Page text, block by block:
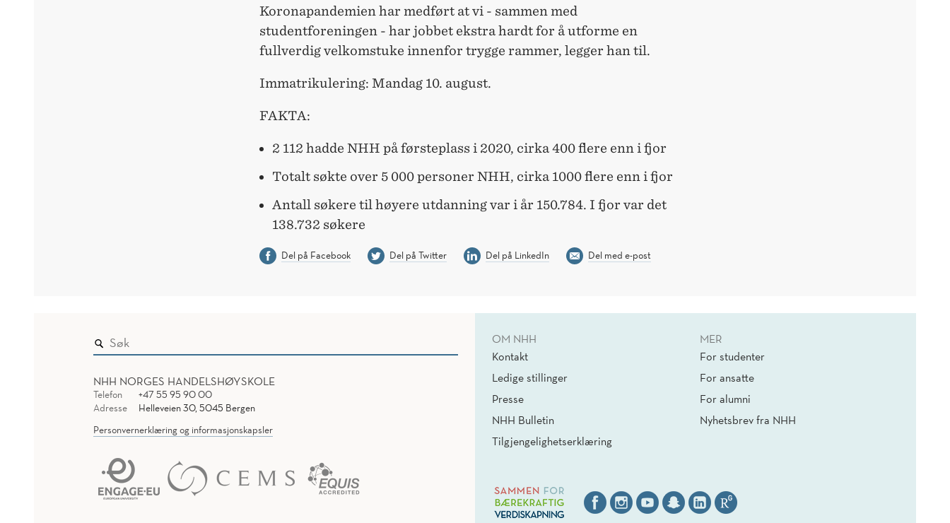
Koronapandemien har medført at vi - sammen med
studentforeningen - har jobbet ekstra hardt for å utforme en
fullverdig velkomstuke innenfor trygge rammer, legger han til.
Immatrikulering: Mandag 10. august.
FAKTA:
2 112 hadde NHH på førsteplass i 2020, cirka 400 flere enn i fjor
Totalt søkte over 5 000 personer NHH, cirka 1000 flere enn i fjor
Antall søkere til høyere utdanning var i år 150.784. I fjor var det
138.732 søkere
Del på Facebook Del på Twitter Del på LinkedIn Del med e-post
NHH NORGES HANDELSHØYSKOLE
Telefon
+47 55 95 90 00
Adresse
Helleveien 30, 5045 Bergen
Personvernerklæring og informasjonskapsler
OM NHH
Kontakt
Ledige stillinger
Presse
NHH Bulletin
Tilgjengelighetserklæring
MER
For studenter
For ansatte
For alumni
Nyhetsbrev fra NHH